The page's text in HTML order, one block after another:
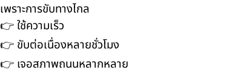
เพราะการขับทางไกล
👉 ใช้ความเร็ว
👉 ขับต่อเนื่องหลายชั่วโมง
👉 เจอสภาพถนนหลากหลาย